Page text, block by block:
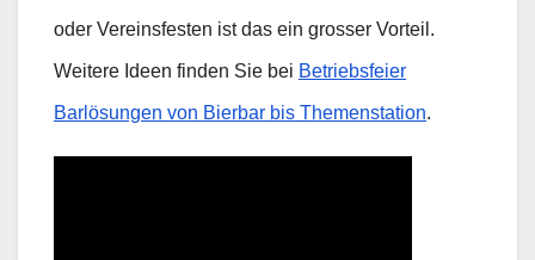
oder Vereinsfesten ist das ein grosser Vorteil.
Weitere Ideen finden Sie bei Betriebsfeier
Barlösungen von Bierbar bis Themenstation.